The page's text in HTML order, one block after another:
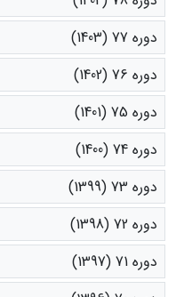
دوره 77 (1403)
دوره 76 (1402)
دوره 75 (1401)
دوره 74 (1400)
دوره 73 (1399)
دوره 72 (1398)
دوره 71 (1397)